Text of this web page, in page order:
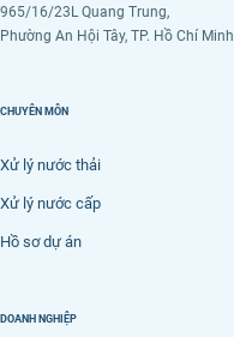
965/16/23L Quang Trung,
Phường An Hội Tây, TP. Hồ Chí Minh
CHUYÊN MÔN
Xử lý nước thải
Xử lý nước cấp
Hồ sơ dự án
DOANH NGHIỆP